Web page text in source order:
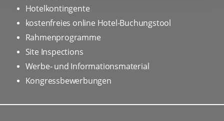
Hotelkontingente
kostenfreies online Hotel-Buchungstool
Rahmenprogramme
Site Inspections
Werbe- und Informationsmaterial
Kongressbewerbungen